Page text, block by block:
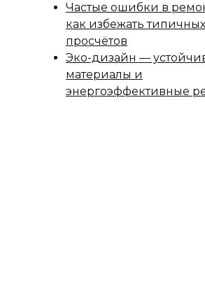
Частые ошибки в
как избежать типичных
просчётов
Эко-дизайн —
материалы и
энергоэффективные